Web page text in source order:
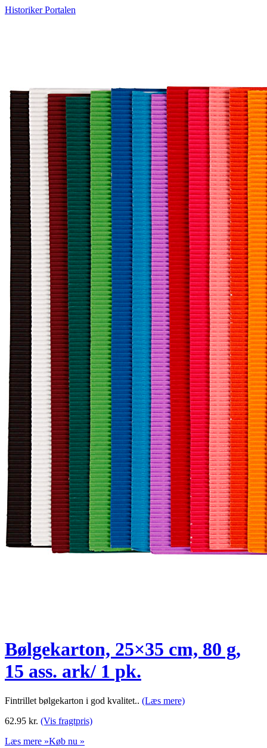
Historiker Portalen
Bølgekarton, 25×35 cm, 80 g,
15 ass. ark/ 1 pk.
Fintrillet bølgekarton i god kvalitet.. (Læs mere)
62.95 kr. (Vis fragtpris)
Læs mere »Køb nu »